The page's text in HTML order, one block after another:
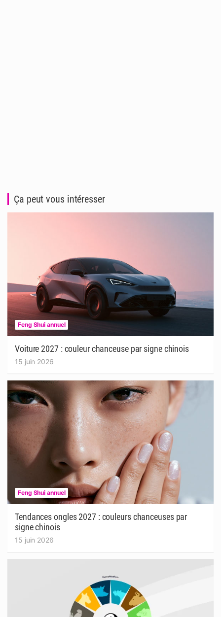
Ça peut vous intéresser
Feng Shui annuel
Voiture 2027 : couleur chanceuse par signe chinois
15 juin 2026
Feng Shui annuel
Tendances ongles 2027 : couleurs chanceuses par
signe chinois
15 juin 2026